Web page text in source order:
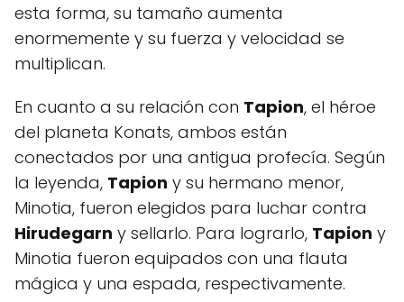
esta forma, su tamaño aumenta
enormemente y su fuerza y velocidad se
multiplican.
En cuanto a su relación con Tapion, el héroe
del planeta Konats, ambos están
conectados por una antigua profecía. Según
la leyenda, Tapion y su hermano menor,
Minotia, fueron elegidos para luchar contra
Hirudegarn y sellarlo. Para lograrlo, Tapion y
Minotia fueron equipados con una flauta
mágica y una espada, respectivamente.